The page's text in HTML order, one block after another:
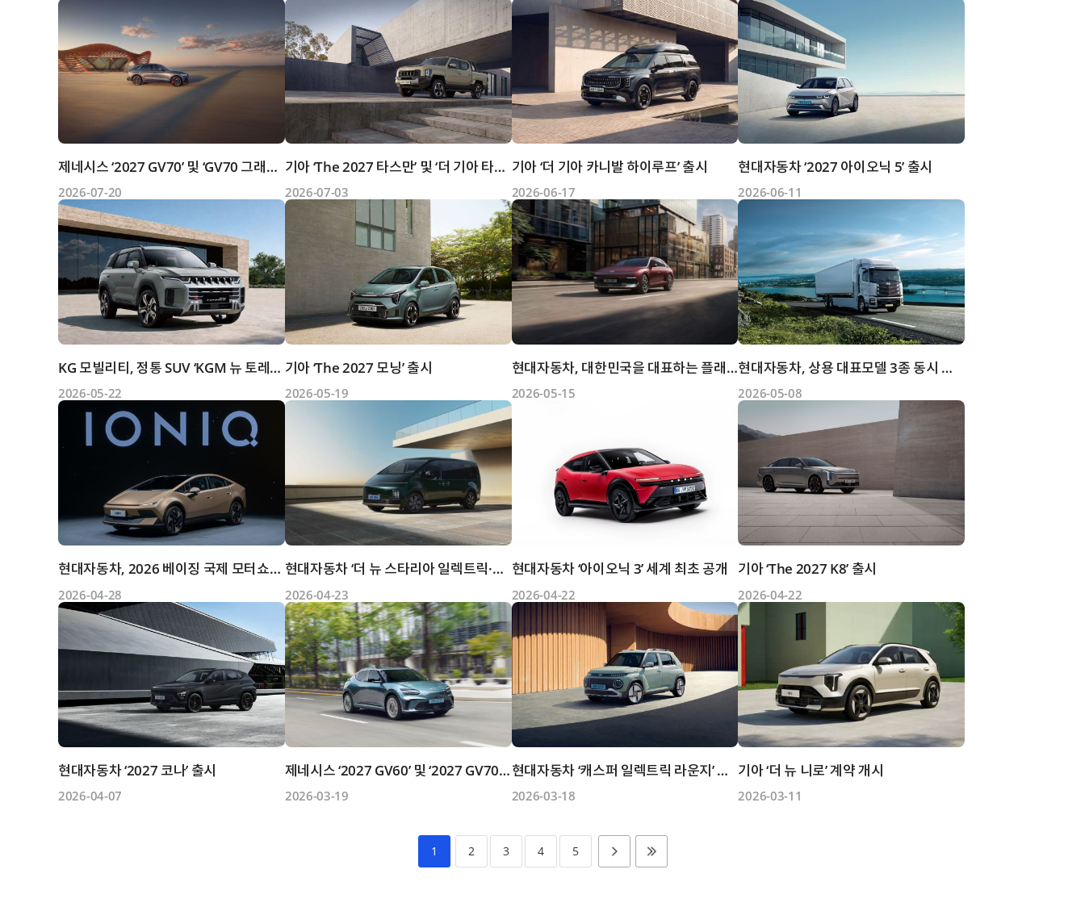
제네시스 ‘2027 GV70’ 및 ‘GV70 그래파이트 패키지’ 출시
2026-07-20
기아 ‘The 2027 타스만’ 및 ‘더 기아 타스만 오픈베드’ 계약...
2026-07-03
기아 ‘더 기아 카니발 하이루프’ 출시
2026-06-17
현대자동차 ‘2027 아이오닉 5’ 출시
2026-06-11
KG 모빌리티, 정통 SUV ‘KGM 뉴 토레스’ 출시
2026-05-22
기아 ‘The 2027 모닝’ 출시
2026-05-19
현대자동차, 대한민국을 대표하는 플래그십 세단의 진화 ‘더 뉴...
2026-05-15
현대자동차, 상용 대표모델 3종 동시 출시
2026-05-08
현대자동차, 2026 베이징 국제 모터쇼서 ‘아이오닉 V’ 세계 최...
2026-04-28
현대자동차 ‘더 뉴 스타리아 일렉트릭·더 뉴 스타리아 리무진...
2026-04-23
현대자동차 ‘아이오닉 3’ 세계 최초 공개
2026-04-22
기아 ‘The 2027 K8’ 출시
2026-04-22
현대자동차 ‘2027 코나’ 출시
2026-04-07
제네시스 ‘2027 GV60’ 및 ‘2027 GV70 전동화 모델’ 판매 개...
2026-03-19
현대자동차 ‘캐스퍼 일렉트릭 라운지’ 출시
2026-03-18
기아 ‘더 뉴 니로’ 계약 개시
2026-03-11
1 2 3 4 5